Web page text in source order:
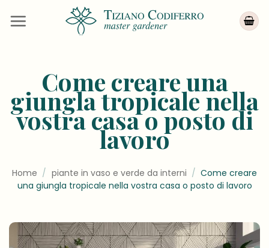
Come creare una
giungla tropicale nella
vostra casa o posto di
lavoro
Home / piante in vaso e verde da interni / Come creare
una giungla tropicale nella vostra casa o posto di lavoro